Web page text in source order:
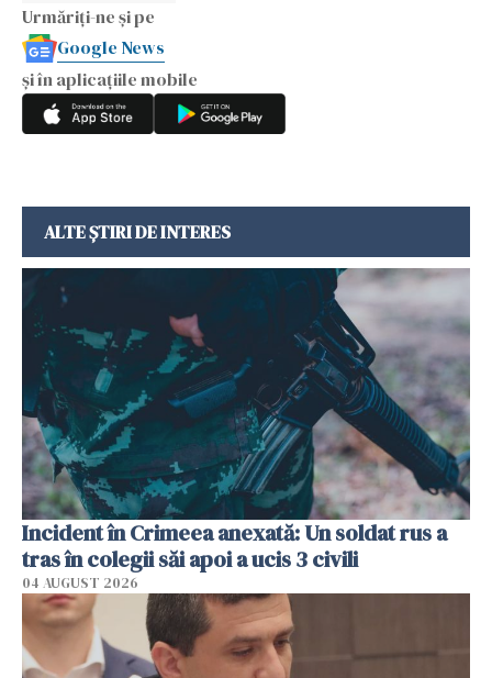
Urmăriți-ne și pe
Google News
și în aplicațiile mobile
ALTE ȘTIRI DE INTERES
Incident în Crimeea anexată: Un soldat rus a
tras în colegii săi apoi a ucis 3 civili
04 AUGUST 2026